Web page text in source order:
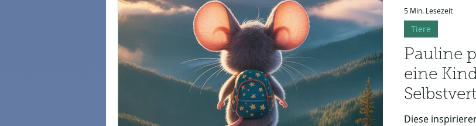
Pauline
eine
Diese
Tiere
5 Min. Lesezeit